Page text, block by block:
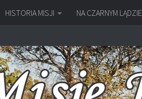
HISTORIA MISJI NA CZARNYM LĄDZIE